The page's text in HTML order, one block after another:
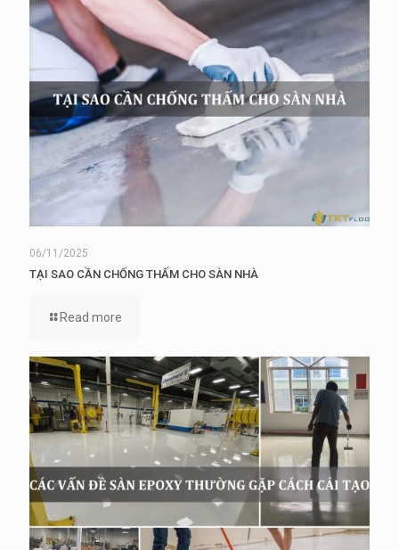
06/11/2025
TẠI SAO CẦN CHỐNG THẤM CHO SÀN NHÀ
Read more